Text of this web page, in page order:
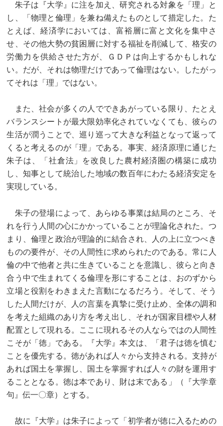
朱子は『大学』に注を加え、研究される対象を「理」と
し、「物理と倫理」を兼ね備えたものとして措定した。た
とえば、経済学においては、富裕層に富と文化を集中さ
せ、その他大勢の貧困層に対する福祉を削減して、格安の
労働力を供給させた方が、ＧＤＰは向上するかもしれな
い。だが、それは物理だけであって倫理はない。したがっ
てそれは「理」ではない。
また、社会が多くの人でできあがっている限り、たとえ
バランスシートが最大限効率化されていなくても、彼らの
生活が潤うことで、巡り巡って大きな利益となって返って
くると考えるのが「理」である。事実、経済原理に通じた
朱子は、「社倉法」を改 良した農村経済圏の構築に成功
し、知事として統治した地域の数百年にわたる経済安定を
実現している。
朱子の登場によって、あらゆる事業は結局のところ、そ
れを行う人間の心にかかっていることが理論化された。つ
まり、倫理と政治が理論的に結合され、人の上に立つべき
ものの要件が、その人間性に求められたのである。常に人
倫の中で他者と共に生きていることを意識し、彼らと向き
合う中で生まれてくる倫理を形にすることは、おのずから
立場と役割をわきまえた言動になるだろう。そして、そう
した人間だけが、人の言葉を真摯に受け止め、全体の調和
を考えた組織のあり方を考え出し、それが国家目標や人材
配置として現れる。ここに現れるその人ならではの人間性
こそが「徳」である。『大学』本文は、「君子は徳を慎む
ことを優先する。徳があれば人々から支持される。支持が
あれば国土を掌握し、国土を掌握すれば人々の財を運用す
ることとなる。徳は本であり、財は末である」（『大学章
句』伝一〇章）とする。
故に『大学』は朱子によって「初学者が徳に入るための